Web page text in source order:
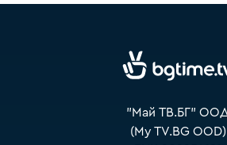
"Май ТВ.БГ"
(My TV.BG OOD)